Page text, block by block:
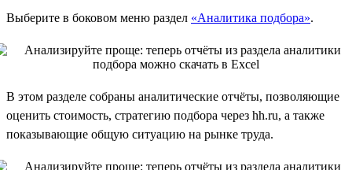
Выберите в боковом меню раздел «Аналитика подбора».
В этом разделе собраны аналитические отчёты, позволяющие
оценить стоимость, стратегию подбора через hh.ru, а также
показывающие общую ситуацию на рынке труда.